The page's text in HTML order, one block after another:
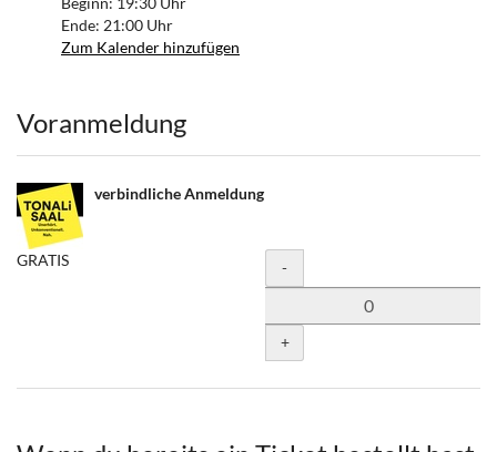
Ende: 21:00 Uhr
Zum Kalender hinzufügen
Produkte
Voranmeldung
verbindliche Anmeldung
GRATIS Menge
-
+